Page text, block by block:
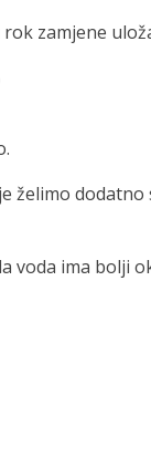
zamjene
želimo dodatno
voda ima bolji